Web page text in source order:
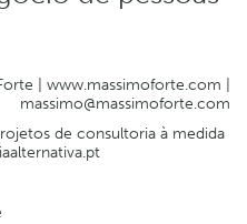
| www.massimoforte.com |
massimo@massimoforte.com
de consultoria à medida